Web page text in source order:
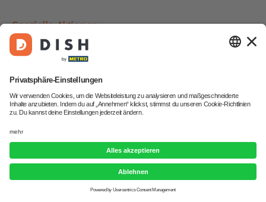
Spezielle Aktionen
Starte z.B. Geburtstagsaktionen mit Gratis-Muffins
oder Pralinen für Geburtstagskinder. Solche
Aktionen können Kundenbindung fördern und für
positive Mundpropaganda sorgen.
Trendige Motive und Designs
Biete Cupcakes und Torten mit trendigen Motiven